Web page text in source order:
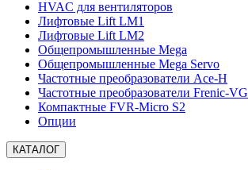
HVAC для вентиляторов
Лифтовые Lift LM1
Лифтовые Lift LM2
Общепромышленные Mega
Общепромышленные Mega Servo
Частотные преобразователи Ace-H
Частотные преобразователи Frenic-VG
Компактные FVR-Micro S2
Опции
КАТАЛОГ